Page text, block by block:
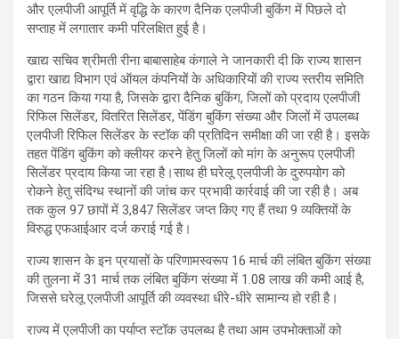
और एलपीजी आपूर्ति में वृद्धि के कारण दैनिक एलपीजी बुकिंग में पिछले दो
सप्ताह में लगातार कमी परिलक्षित हुई है।
खाद्य सचिव श्रीमती रीना बाबासाहेब कंगाले ने जानकारी दी कि राज्य शासन
द्वारा खाद्य विभाग एवं ऑयल कंपनियों के अधिकारियों की राज्य स्तरीय समिति
का गठन किया गया है, जिसके द्वारा दैनिक बुकिंग, जिलों को प्रदाय एलपीजी
रिफिल सिलेंडर, वितरित सिलेंडर, पेंडिंग बुकिंग संख्या और जिलों में उपलब्ध
एलपीजी रिफिल सिलेंडर के स्टॉक की प्रतिदिन समीक्षा की जा रही है। इसके
तहत पेंडिंग बुकिंग को क्लीयर करने हेतु जिलों को मांग के अनुरूप एलपीजी
सिलेंडर प्रदाय किया जा रहा है।साथ ही घरेलू एलपीजी के दुरुपयोग को
रोकने हेतु संदिग्ध स्थानों की जांच कर प्रभावी कार्रवाई की जा रही है। अब
तक कुल 97 छापों में 3,847 सिलेंडर जप्त किए गए हैं तथा 9 व्यक्तियों के
विरुद्ध एफआईआर दर्ज कराई गई है।
राज्य शासन के इन प्रयासों के परिणामस्वरूप 16 मार्च की लंबित बुकिंग संख्या
की तुलना में 31 मार्च तक लंबित बुकिंग संख्या में 1.08 लाख की कमी आई है,
जिससे घरेलू एलपीजी आपूर्ति की व्यवस्था धीरे-धीरे सामान्य हो रही है।
राज्य में एलपीजी का पर्याप्त स्टॉक उपलब्ध है तथा आम उपभोक्ताओं को